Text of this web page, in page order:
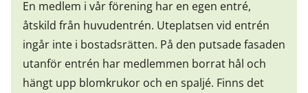
En medlem i vår förening har en egen entré,
åtskild från huvudentrén. Uteplatsen vid entrén
ingår inte i bostadsrätten. På den putsade fasaden
utanför entrén har medlemmen borrat hål och
hängt upp blomkrukor och en spaljé. Finns det